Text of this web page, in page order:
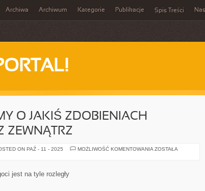
Archiwa Archiwum Kategorie Publikacje Spis Treści
O JAKIŚ ZDOBIENIACH
ZEWNĄTRZ
ON PAŹ - 11 - 2025 MOŻLIWOŚĆ KOMENTOWANIA KIEDY
ZOSTAŁA
jest na tyle rozległy